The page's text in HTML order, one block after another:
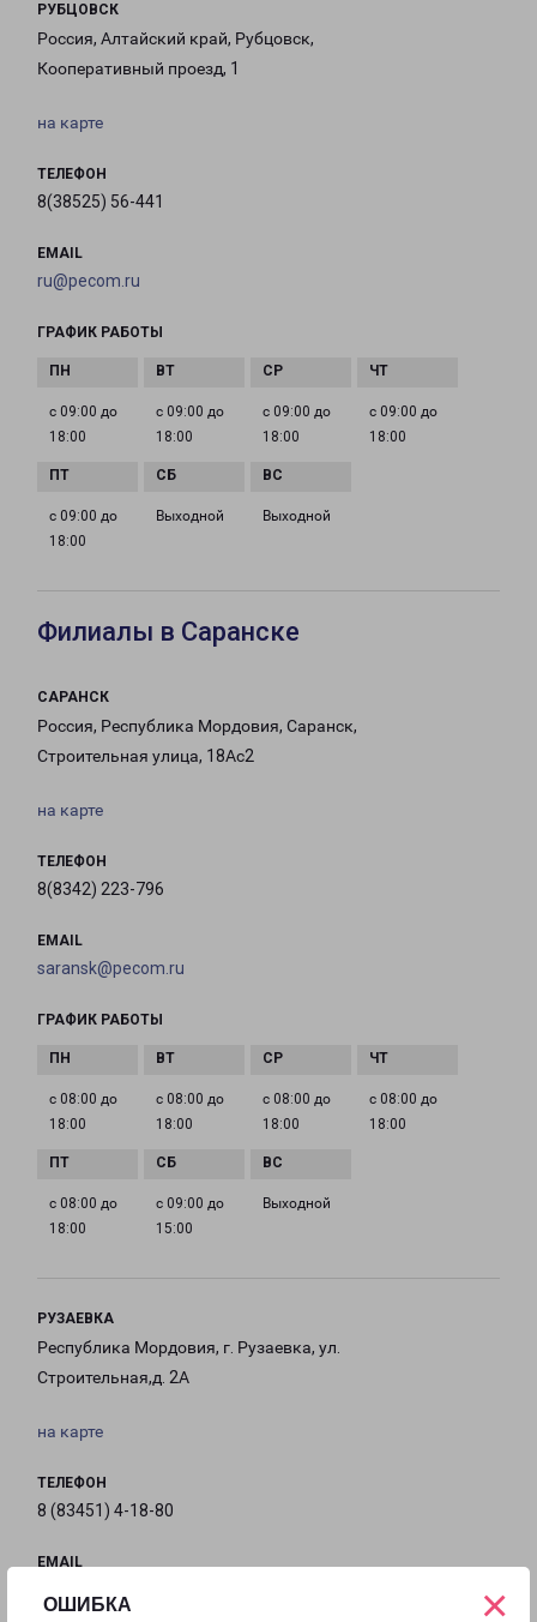
ОШИБКА ×
РУБЦОВСК
Россия, Алтайский край, Рубцовск,
Кооперативный проезд, 1
на карте
ТЕЛЕФОН
8(38525) 56-441
EMAIL
ru@pecom.ru
ГРАФИК РАБОТЫ
с 09:00 до
18:00
с 09:00 до
18:00
с 09:00 до
18:00
с 09:00 до
18:00
с 09:00 до
18:00
Выходной Выходной
Филиалы в Саранске
САРАНСК
Россия, Республика Мордовия, Саранск,
Строительная улица, 18Ас2
на карте
ТЕЛЕФОН
8(8342) 223-796
EMAIL
saransk@pecom.ru
ГРАФИК РАБОТЫ
с 08:00 до
18:00
с 08:00 до
18:00
с 08:00 до
18:00
с 08:00 до
18:00
с 08:00 до
18:00
с 09:00 до
15:00
Выходной
РУЗАЕВКА
Республика Мордовия, г. Рузаевка, ул.
Строительная,д. 2А
на карте
ТЕЛЕФОН
8 (83451) 4-18-80
EMAIL